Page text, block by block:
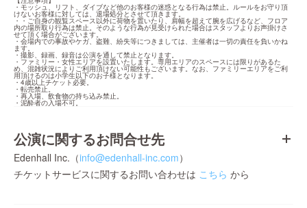
・モッシュ、リフト、ダイブなど他のお客様の迷惑となる行為は禁止。ルールをお守り頂
けないお客様に対しては、退場処分とさせて頂きます。
・・ご自身の観覧スペース以外に荷物を置いたり、肩幅を超えて腕を広げるなど、フロア
内の場所取り行為は禁止。そのような行為が見受けられた場合はスタッフよりお声掛けさ
せて頂く場合がございます。
・会場内での事故やケガ、盗難、紛失等につきましては、主催者は一切の責任を負いかね
ます。
・撮影、録画、録音は公演を通して禁止となります。
・ファミリー・女性エリアを設置いたします。専用エリアのスペースには限りがあるた
め、混雑状況によりご利用頂けない可能性もございます。なお、ファミリーエリアをご利
用頂けるのは小学生以下のお子様となります。
・4歳以上チケット必要。
・転売禁止。
・再入場、飲食物の持ち込み禁止。
・泥酔者の入場不可。
公演に関するお問合せ先
Edenhall Inc.（info@edenhall-inc.com）
チケットサービスに関するお問い合わせは こちら から